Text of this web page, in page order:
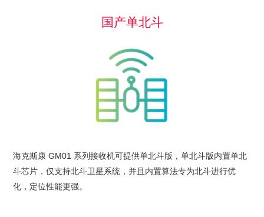
国产单北斗
海克斯康 GM01 系列接收机可提供单北斗版，单北斗版内置单北
斗芯片，仅支持北斗卫星系统，并且内置算法专为北斗进行优
化，定位性能更强。